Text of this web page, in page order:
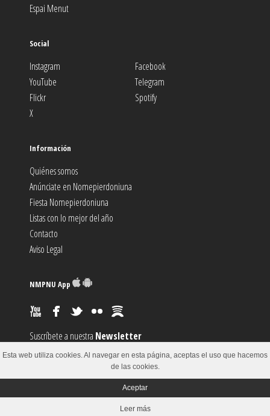
Espai Menut
Social
Instagram
Facebook
YouTube
Telegram
Flickr
Spotify
X
Información
Quiénes somos
Anúnciate en Nomepierdoniuna
Fiesta Nomepierdoniuna
Listas con lo mejor del año
Contacto
Aviso Legal
NMPNU App
Suscríbete a nuestra Newsletter
Suscríbete al canalRSS
© 2002-2018
Esta web utiliza cookies. Al navegar en esta página, aceptas el uso que hacemos
de las cookies.
Aceptar
Leer más